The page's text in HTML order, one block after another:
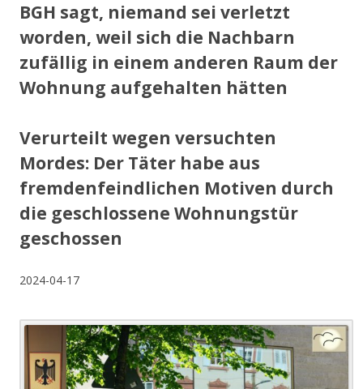
BGH sagt, niemand sei verletzt
worden, weil sich die Nachbarn
zufällig in einem anderen Raum der
Wohnung aufgehalten hätten
Verurteilt wegen versuchten
Mordes: Der Täter habe aus
fremdenfeindlichen Motiven durch
die geschlossene Wohnungstür
geschossen
2024-04-17